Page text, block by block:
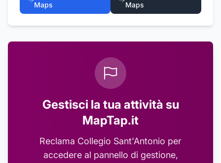
Maps
Maps
Gestisci la tua attività su
MapTap.it
Reclama Collegio Sant'Antonio per
accedere al pannello di gestione,